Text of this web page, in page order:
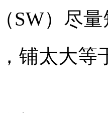
SW）尽
铺太大